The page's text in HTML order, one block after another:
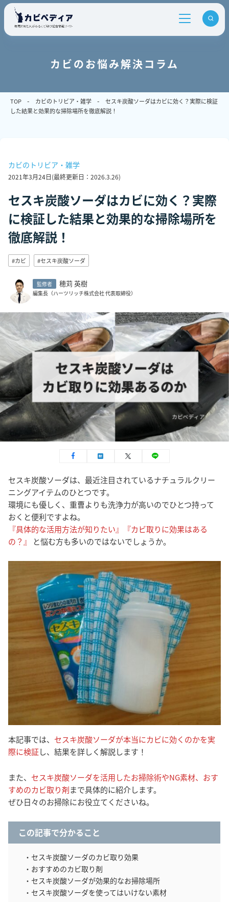
カビのお悩み解決コラム
TOP カビのトリビア・雑学
セスキ炭酸ソーダはカビに効く？実際に検証
した結果と効果的な掃除場所を徹底解説！
カビのトリビア・雑学
2021年3月24日(最終更新日： 2026.3.26)
セスキ炭酸ソーダはカビに効く？実際
に検証した結果と効果的な掃除場所を
徹底解説！
#カビ #セスキ炭酸ソーダ
監修者 穂苅 英樹
編集長（ハーツリッチ株式会社 代表取締役）
セスキ炭酸ソーダは、最近注目されているナチュラルクリー
ニングアイテムのひとつです。
環境にも優しく、重曹よりも洗浄力が高いのでひとつ持って
おくと便利ですよね。
『具体的な活用方法が知りたい』『カビ取りに効果はある
の？』
と悩む方も多いのではないでしょうか。
本記事では、 セスキ炭酸ソーダが本当にカビに効くのかを実
際に検証し、結果を詳しく解説します！
また、 セスキ炭酸ソーダを活用したお掃除術やNG素材、おす
すめのカビ取り剤まで具体的に紹介します。
ぜひ日々のお掃除にお役立てくださいね。
この記事で分かること
・セスキ炭酸ソーダのカビ取り効果
・おすすめのカビ取り剤
・セスキ炭酸ソーダが効果的なお掃除場所
・セスキ炭酸ソーダを使ってはいけない素材